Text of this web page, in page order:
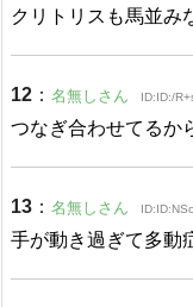
クリトリスも馬並み
12 ： 名無しさん ID:ID:/
つなぎ合わせてるか
13 ： 名無しさん
手が動き過ぎて多動